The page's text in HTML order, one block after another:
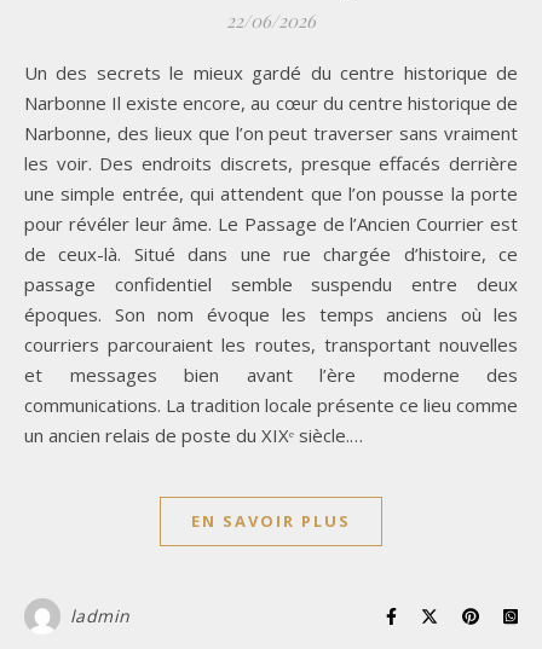
22/06/2026
Un des secrets le mieux gardé du centre historique de
Narbonne Il existe encore, au cœur du centre historique de
Narbonne, des lieux que l’on peut traverser sans vraiment
les voir. Des endroits discrets, presque effacés derrière
une simple entrée, qui attendent que l’on pousse la porte
pour révéler leur âme. Le Passage de l’Ancien Courrier est
de ceux-là. Situé dans une rue chargée d’histoire, ce
passage confidentiel semble suspendu entre deux
époques. Son nom évoque les temps anciens où les
courriers parcouraient les routes, transportant nouvelles
et messages bien avant l’ère moderne des
communications. La tradition locale présente ce lieu comme
un ancien relais de poste du XIXᵉ siècle.…
EN SAVOIR PLUS
ladmin